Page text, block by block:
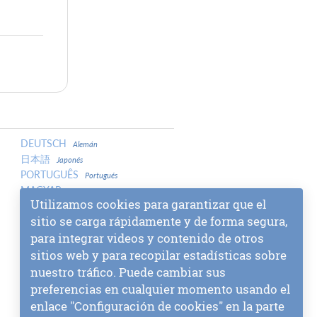
DEUTSCH Alemán
日本語 Japonés
PORTUGUÊS Portugués
MAGYAR Húngaro
LATVIEŠU Letón
中文 Chino
中文 Chino
МАКЕДОНСКИ Macedonio
SLOVENŠČINA Esloveno
МОНГОЛ Mongol
СРПСКИ Serbio
Utilizamos cookies para garantizar que el
sitio se carga rápidamente y de forma segura,
para integrar videos y contenido de otros
sitios web y para recopilar estadísticas sobre
nuestro tráfico. Puede cambiar sus
preferencias en cualquier momento usando el
enlace "Configuración de cookies" en la parte